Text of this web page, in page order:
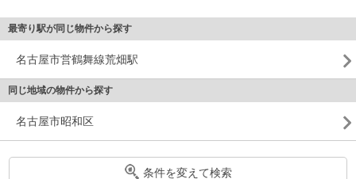
最寄り駅が同じ物件から探す
名古屋市営鶴舞線荒畑駅
同じ地域の物件から探す
名古屋市昭和区
条件を変えて検索